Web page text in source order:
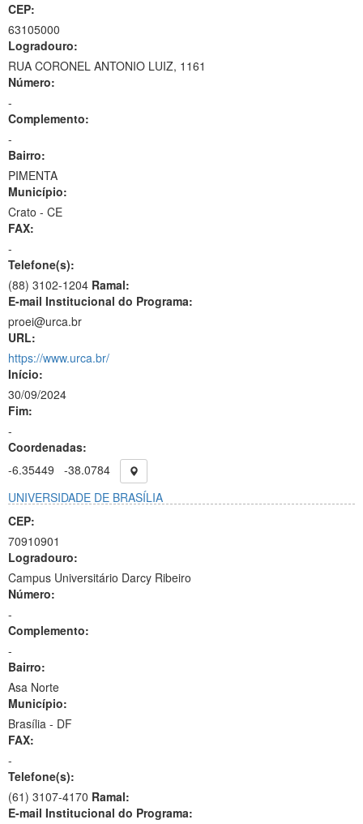
CEP:
63105000
Logradouro:
RUA CORONEL ANTONIO LUIZ, 1161
Número:
-
Complemento:
-
Bairro:
PIMENTA
Município:
Crato - CE
FAX:
-
Telefone(s):
(88) 3102-1204 Ramal:
E-mail Institucional do Programa:
proei@urca.br
URL:
https://www.urca.br/
Início:
30/09/2024
Fim:
-
Coordenadas:
-6.35449
-38.0784
UNIVERSIDADE DE BRASÍLIA
CEP:
70910901
Logradouro:
Campus Universitário Darcy Ribeiro
Número:
-
Complemento:
-
Bairro:
Asa Norte
Município:
Brasília - DF
FAX:
-
Telefone(s):
(61) 3107-4170 Ramal:
E-mail Institucional do Programa: